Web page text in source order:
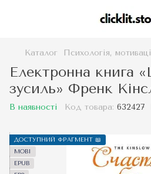
Каталог Психологія,
Електронна книга
зусиль» Френк
В наявності Код товара: 632427
ДОСТУПНИЙ ФРАГМЕНТ 📖
MOBI
EPUB